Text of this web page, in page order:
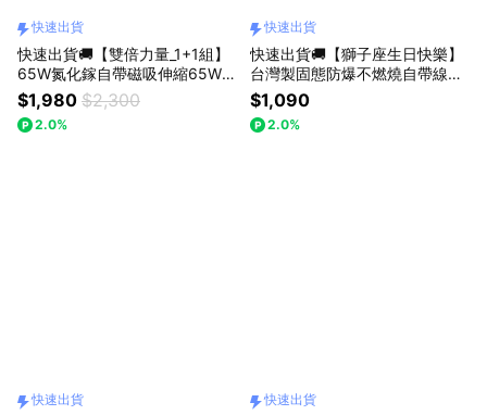
快速出貨
快速出貨🚚【雙倍力量_1+1組】
65W氮化鎵自帶磁吸伸縮65W快
充線三輸出充電器B147 E-book
s (台灣製)
$1,980 $2,300
2.0%
快速出貨
快速出貨🚚【獅子座生日快樂】
台灣製固態防爆不燃燒自帶線磁
吸 5000mAh行動電源RB71 RA
STO
$1,090
2.0%
快速出貨 快速出貨